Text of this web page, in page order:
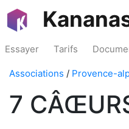
Essayer Tarifs
Associations / Provence-
7